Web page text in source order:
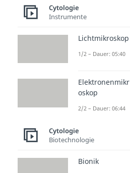
Cytologie
Instrumente
Lichtmikroskop
1/2 – Dauer: 05:40
Elektronenmikr
oskop
2/2 – Dauer: 06:44
Cytologie
Biotechnologie
Bionik